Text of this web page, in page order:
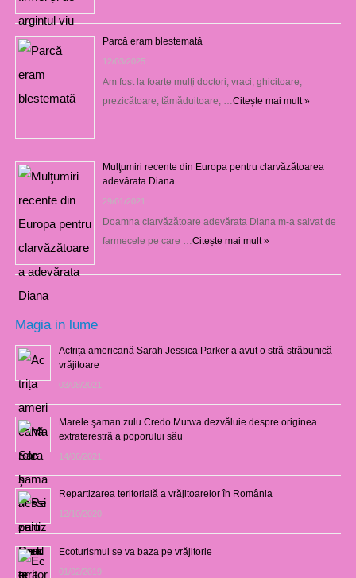
Parcă eram blestemată
12/03/2025
Am fost la foarte mulţi doctori, vraci, ghicitoare,
prezicătoare, tămăduitoare, …Citește mai mult »
Mulţumiri recente din Europa pentru clarvăzătoarea
adevărata Diana
29/01/2021
Doamna clarvăzătoare adevărata Diana m-a salvat de
farmecele pe care …Citește mai mult »
Magia in lume
Actrița americană Sarah Jessica Parker a avut o stră-străbunică
vrăjitoare
03/08/2021
Marele şaman zulu Credo Mutwa dezvăluie despre originea
extraterestră a poporului său
14/06/2021
Repartizarea teritorială a vrăjitoarelor în România
12/10/2020
Ecoturismul se va baza pe vrăjitorie
01/02/2019